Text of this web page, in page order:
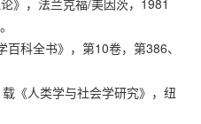
科全书》，第10卷，第386、
《人类学与社会学研究》，纽